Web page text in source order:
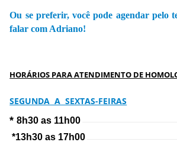
Ou se preferir, você pode agendar pelo
falar com Adriano!
HORÁRIOS PARA ATENDIMENTO DE
SEGUNDA A SEXTAS-FEIRAS
*8h30 as 11h00
*13h30 as 17h00